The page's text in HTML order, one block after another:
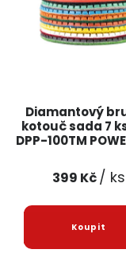
Diamantový
kotouč sada 7
DPP-100TM
399 Kč/ ks